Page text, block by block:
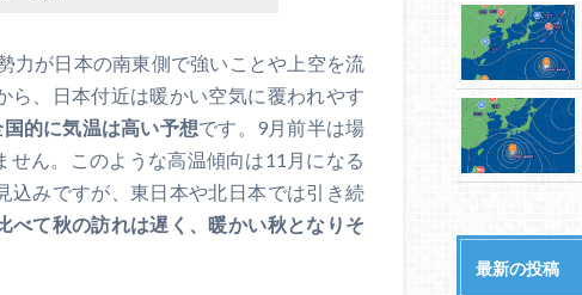
力が日本の南東側で強いことや上空を流
ら、日本付近は暖かい空気に覆われやす
的に気温は高い予想です。9月前半は場
ん。このような高温傾向は11月になる
込みですが、東日本や北日本では引き続
べて秋の訪れは遅く、暖かい秋となりそ
最新の投稿